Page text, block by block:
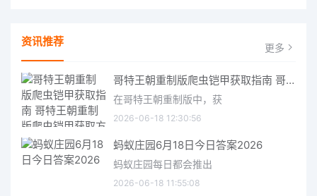
资讯推荐 更多
哥特王朝重制版爬虫铠甲获取指南 哥特王朝重制版爬虫铠甲获取方法
在哥特王朝重制版中，获
2026-06-18 12:30:56
蚂蚁庄园6月18日今日答案2026
蚂蚁庄园每日都会推出
2026-06-18 11:55:08